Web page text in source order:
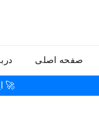
صفحه اصلی
🚀